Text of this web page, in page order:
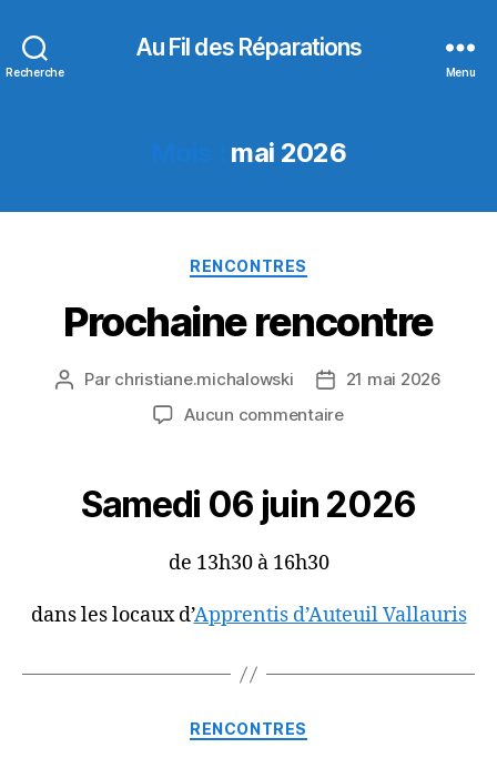
Recherche
Au Fil des Réparations
Menu
mai 2026
Catégories
RENCONTRES
Prochaine rencontre
Auteur
Par christiane.michalowski
Date
de
21 mai 2026
Aucun commentairesur
Samedi 06 juin 2026
de 13h30 à 16h30
dans les locaux d’Apprentis d’Auteuil Vallauris
Catégories
RENCONTRES